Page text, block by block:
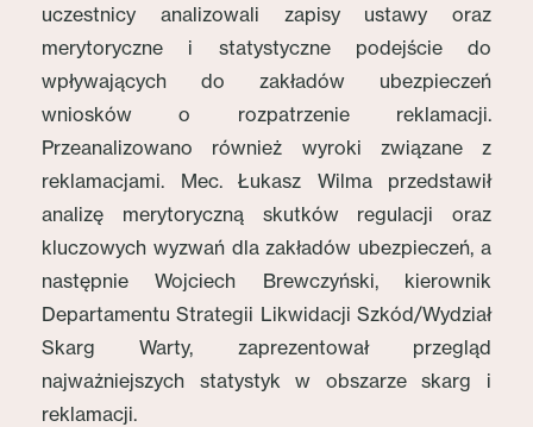
uczestnicy analizowali zapisy ustawy oraz
merytoryczne i statystyczne podejście do
wpływających do zakładów ubezpieczeń
wniosków o rozpatrzenie reklamacji.
Przeanalizowano również wyroki związane z
reklamacjami. Mec. Łukasz Wilma przedstawił
analizę merytoryczną skutków regulacji oraz
kluczowych wyzwań dla zakładów ubezpieczeń, a
następnie Wojciech Brewczyński, kierownik
Departamentu Strategii Likwidacji Szkód/Wydział
Skarg Warty, zaprezentował przegląd
najważniejszych statystyk w obszarze skarg i
reklamacji.